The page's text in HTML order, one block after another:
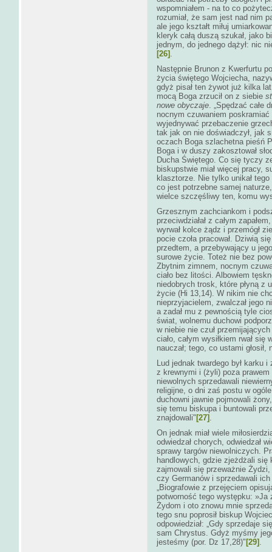
wspomniałem - na to co
rozumiał, że sam jest nad nim
ale jego kształt miłuj
kleryk całą duszą szukał, jako
jednym, do jednego dążył: nic
[26] .
Następnie Brunon z Kwerfurtu
życia świętego Wojciecha,
gdyż pisał ten żywot już kilka
mocą Boga zrzucił on z siebie
nowe obyczaje. „Spędzać całe
nocnym czuwaniem
wyjednywać przebaczenie
tak jak on nie doświadczył, jak
oczach Boga szlachetna pieśń
Boga i w duszy zakosztował
Ducha Świętego. Co się tyczy
biskupstwie miał więcej pracy,
klasztorze. Nie tylko unikał
co jest potrzebne samej
wielce szczęśliwy ten, komu
Grzesznym zachciankom i
przeciwdziałał z całym
wyrwał kolce żądz i przemógł
pocie czoła pracował. Dziwią
przedtem, a przebywający u
surowe życie. Toteż nie bez
Zbytnim zimnem, nocnym
ciało bez litości. Albowiem
niedobrych trosk, które płyną z
życie (Hi 13,14). W nikim nie
nieprzyjacielem, zwalczał jego
a zadał mu z pewnością tyle
świat, wolnemu duchowi
w niebie nie czuł
ciało, całym wysiłkiem rwał
nauczał; tego, co ustami
Lud jednak twardego był karku
z krewnymi i (żyli) poza
niewolnych sprzedawali
religijne, o dni zaś postu w
duchowni jawnie pojmowali
się temu biskupa i buntowali
znajdowali" [27] .
On jednak miał wiele
odwiedzał chorych, odwiedzał
sprawy targów niewolniczych.
handlowych, gdzie zjeżdżali
zajmowali się przeważnie
czy Germanów i sprzedawali
„Biografowie z przejęciem
potworność tego występku: »Ja
Żydom i oto znowu mnie
tego snu poprosił biskup
odpowiedział: „Gdy sprzedaje
sam Chrystus. Gdyż myśmy
jesteśmy (por. Dz 17,28)" [29] .